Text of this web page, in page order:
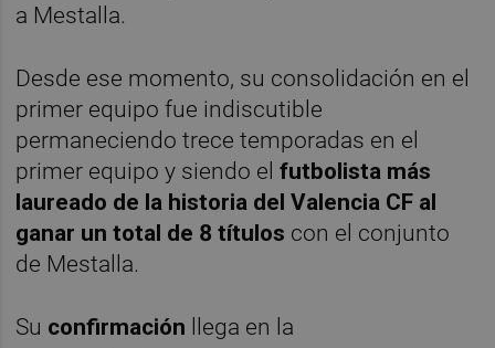
a Mestalla.
Desde ese momento, su consolidación en el
primer equipo fue indiscutible
permaneciendo trece temporadas en el
primer equipo y siendo elfutbolista más
laureado de la historia del Valencia CF al
ganar un total de 8 títulos con el conjunto
de Mestalla.
Su confirmación llega en la